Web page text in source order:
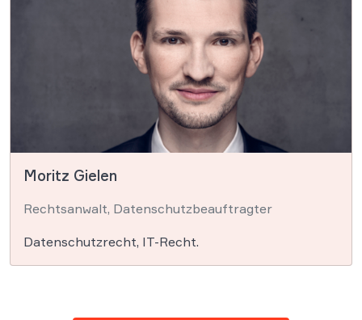
Moritz Gielen
Rechtsanwalt, Datenschutzbeauftragter
Datenschutzrecht, IT-Recht.